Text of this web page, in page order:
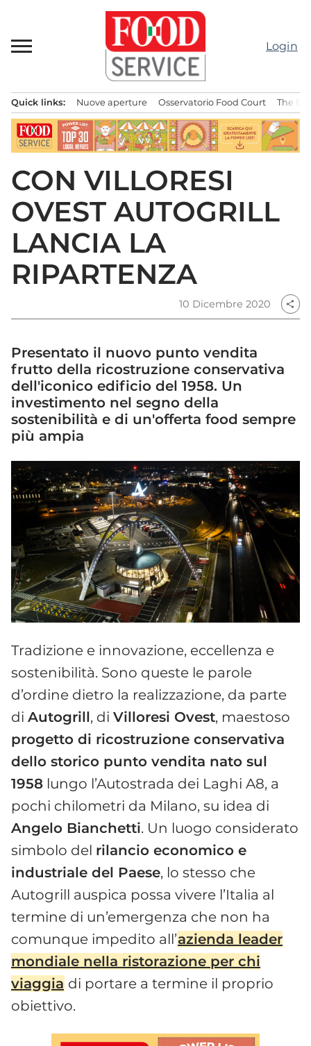
contenuto
Login
principale
Quick links: Nuove aperture Osservatorio Food Court The
CON VILLORESI
OVEST AUTOGRILL
LANCIA LA
RIPARTENZA
10 Dicembre 2020 share
Presentato il nuovo punto vendita
frutto della ricostruzione conservativa
dell'iconico edificio del 1958. Un
investimento nel segno della
sostenibilità e di un'offerta food sempre
più ampia
Tradizione e innovazione, eccellenza e
sostenibilità. Sono queste le parole
d’ordine dietro la realizzazione, da parte
di Autogrill, di Villoresi Ovest, maestoso
progetto di ricostruzione conservativa
dello storico punto vendita nato sul
1958 lungo l’Autostrada dei Laghi A8, a
pochi chilometri da Milano, su idea di
Angelo Bianchetti. Un luogo considerato
simbolo del rilancio economico e
industriale del Paese, lo stesso che
Autogrill auspica possa vivere l’Italia al
termine di un’emergenza che non ha
comunque impedito all’azienda leader
mondiale nella ristorazione per chi
viaggia di portare a termine il proprio
obiettivo.